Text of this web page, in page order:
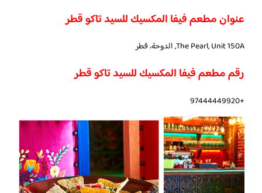
عنوان مطعم فيفا المكسيك للسيد تاكو قطر
The Pearl, Unit 150A, الدوحة، قطر
رقم مطعم فيفا المكسيك للسيد تاكو قطر
+97444449920